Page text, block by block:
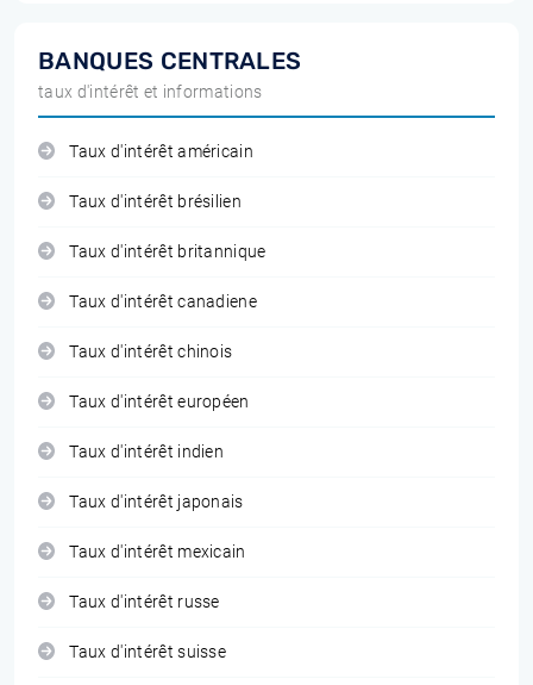
BANQUES CENTRALES
taux d'intérêt et informations
Taux d'intérêt américain
Taux d'intérêt brésilien
Taux d'intérêt britannique
Taux d'intérêt canadiene
Taux d'intérêt chinois
Taux d'intérêt européen
Taux d'intérêt indien
Taux d'intérêt japonais
Taux d'intérêt mexicain
Taux d'intérêt russe
Taux d'intérêt suisse